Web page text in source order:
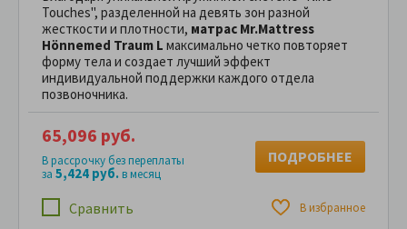
Touches", разделенной на девять зон разной
жесткости и плотности, матрас Mr.Mattress
Hönnemed Traum L максимально четко повторяет
форму тела и создает лучший эффект
индивидуальной поддержки каждого отдела
позвоночника.
Сравнить В избранное
65,096 руб.
В рассрочку без переплаты
за 5,424 руб.в месяц
ПОДРОБНЕЕ